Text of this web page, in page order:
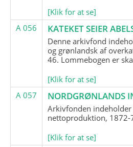
[Klik for at se]
A 056
KATEKET SEIER
Denne arkivfond
og grønlandsk af
46. Lommebogen er
[Klik for at se]
A 057
NORDGRØNLANDS
Arkivfonden
nettoproduktion, 1872-
[Klik for at se]